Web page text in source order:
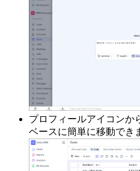
プロフィールアイコンか
ベースに簡単に移動でき